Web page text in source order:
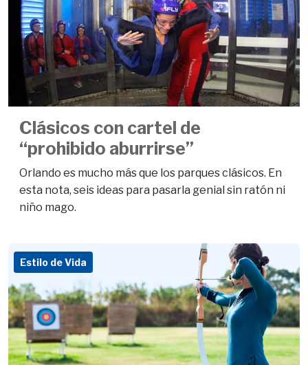
Clásicos con cartel de
“prohibido aburrirse”
Orlando es mucho más que los parques clásicos. En
esta nota, seis ideas para pasarla genial sin ratón ni
niño mago.
Estilo de Vida